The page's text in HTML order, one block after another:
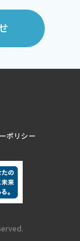
ポリシー